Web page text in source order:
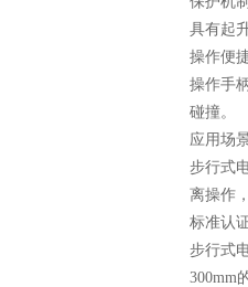
具有起
操作便
操作手
碰撞。
应用场
步行式
离操作
标准认
步行式
300mm